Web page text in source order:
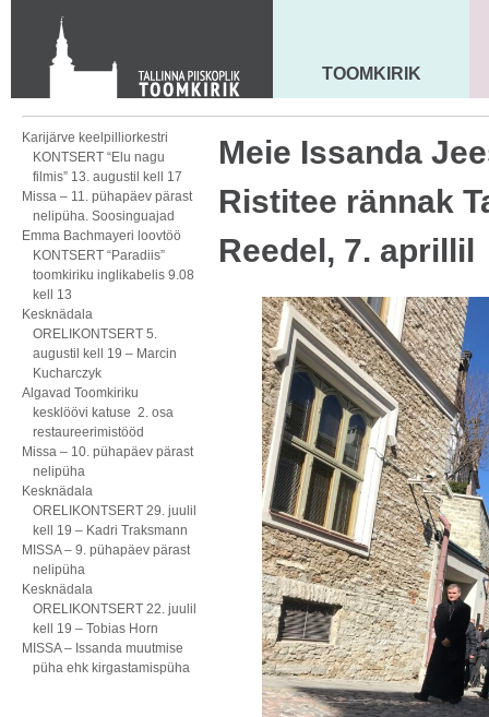
KONTAKT
Toom-Kooli 6, 10130 TALLINN
tallinna.toom@eelk.ee
MAARJA KIRIK
TOOMKIRIK
Karijärve keelpilliorkestri
KONTSERT “Elu nagu
filmis” 13. augustil kell 17
Missa – 11. pühapäev pärast
nelipüha. Soosinguajad
Emma Bachmayeri loovtöö
KONTSERT “Paradiis”
toomkiriku inglikabelis 9.08
kell 13
Kesknädala
ORELIKONTSERT 5.
augustil kell 19 – Marcin
Kucharczyk
Algavad Toomkiriku
kesklöövi katuse 2. osa
restaureerimistööd
Missa – 10. pühapäev pärast
nelipüha
Kesknädala
ORELIKONTSERT 29. juulil
kell 19 – Kadri Traksmann
MISSA – 9. pühapäev pärast
nelipüha
Kesknädala
ORELIKONTSERT 22. juulil
kell 19 – Tobias Horn
MISSA – Issanda muutmise
püha ehk kirgastamispüha
Meie Issanda
Ristitee rännak
Reedel, 7. aprillil